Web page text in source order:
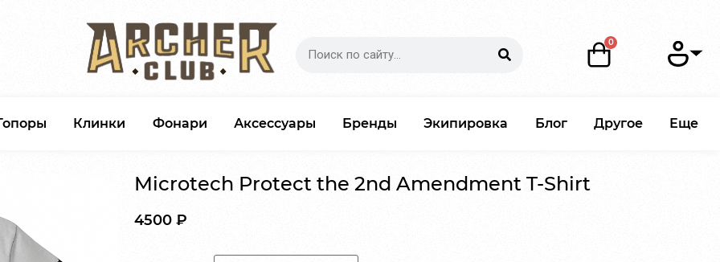
Клинки Фонари Аксессуары Бренды Экипировка Блог Другое Еще
Microtech Protect the 2nd Amendment T-Shirt
4500 ₽